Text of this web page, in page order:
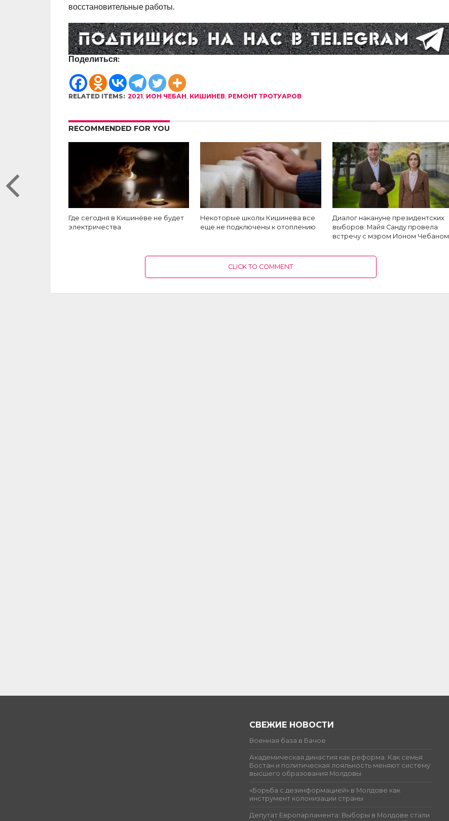
восстановительные работы.
Поделиться:
RELATED ITEMS: 2021, ИОН ЧЕБАН, КИШИНЕВ, РЕМОНТ ТРОТУАРОВ
RECOMMENDED FOR YOU
Где сегодня в Кишинёве не будет
электричества
Некоторые школы Кишинева все
еще не подключены к отоплению
Диалог накануне президентских
выборов: Майя Санду провела
встречу с мэром Ионом Чебаном
CLICK TO COMMENT
СВЕЖИЕ НОВОСТИ
Военная база в Бачое
Академическая династия как реформа. Как семья
Бостан и политическая лояльность меняют систему
высшего образования Молдовы
«Борьба с дезинформацией» в Молдове как
инструмент колонизации страны
Депутат Европарламента: Выборы в Молдове стали